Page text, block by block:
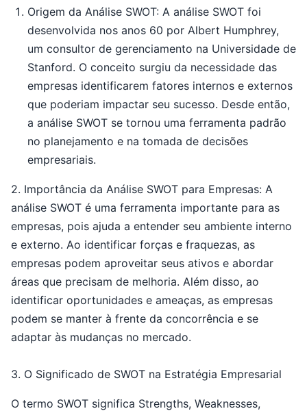
Origem da Análise SWOT: A análise SWOT foi
desenvolvida nos anos 60 por Albert Humphrey,
um consultor de gerenciamento na Universidade de
Stanford. O conceito surgiu da necessidade das
empresas identificarem fatores internos e externos
que poderiam impactar seu sucesso. Desde então,
a análise SWOT se tornou uma ferramenta padrão
no planejamento e na tomada de decisões
empresariais.
2. Importância da Análise SWOT para Empresas: A
análise SWOT é uma ferramenta importante para as
empresas, pois ajuda a entender seu ambiente interno
e externo. Ao identificar forças e fraquezas, as
empresas podem aproveitar seus ativos e abordar
áreas que precisam de melhoria. Além disso, ao
identificar oportunidades e ameaças, as empresas
podem se manter à frente da concorrência e se
adaptar às mudanças no mercado.
3. O Significado de SWOT na Estratégia Empresarial
O termo SWOT significa Strengths, Weaknesses,